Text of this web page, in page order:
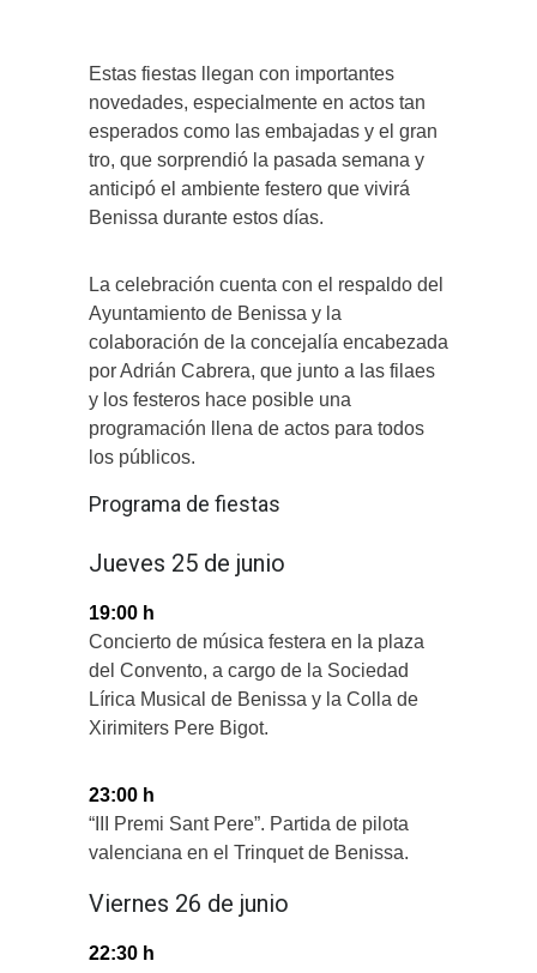
Estas fiestas llegan con importantes
novedades, especialmente en actos tan
esperados como las embajadas y el gran
tro, que sorprendió la pasada semana y
anticipó el ambiente festero que vivirá
Benissa durante estos días.
La celebración cuenta con el respaldo del
Ayuntamiento de Benissa y la
colaboración de la concejalía encabezada
por Adrián Cabrera, que junto a las filaes
y los festeros hace posible una
programación llena de actos para todos
los públicos.
Programa de fiestas
Jueves 25 de junio
19:00 h
Concierto de música festera en la plaza
del Convento, a cargo de la Sociedad
Lírica Musical de Benissa y la Colla de
Xirimiters Pere Bigot.
23:00 h
“III Premi Sant Pere”. Partida de pilota
valenciana en el Trinquet de Benissa.
Viernes 26 de junio
22:30 h